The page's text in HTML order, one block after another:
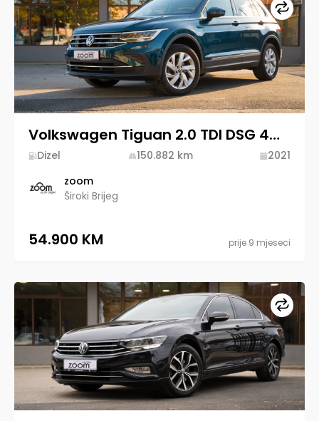
Volkswagen Tiguan 2.0 TDI DSG 4MOTION 2021 Diesel
Dizel 150.882 km
2021
zoom
Široki Brijeg
54.900 KM prije 9 mjeseci